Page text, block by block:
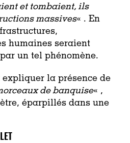
et tombaient, ils
massives« . En
humaines seraient
un tel phénomène.
la présence de
de banquise« ,
éparpillés dans une